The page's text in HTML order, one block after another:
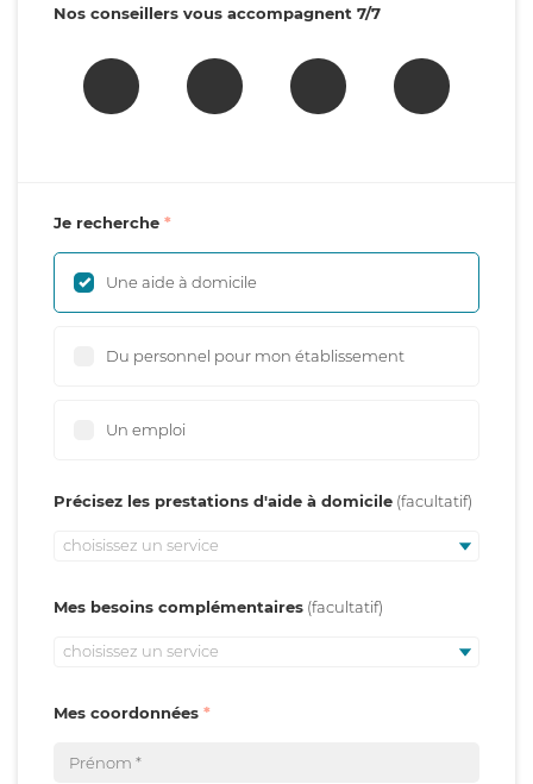
Nos conseillers vous accompagnent 7/7
Je recherche
Une aide à domicile
Du personnel pour mon établissement
Un emploi
Précisez les prestations d'aide à domicile
choisissez un service
Mes besoins complémentaires
choisissez un service
Mes coordonnées